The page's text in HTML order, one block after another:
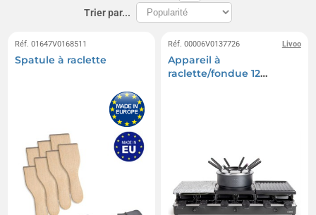
Trier par...
Réf. 01647V0168511
Spatule à raclette
Livoo
Réf. 00006V0137726
Appareil à
raclette/fondue 12